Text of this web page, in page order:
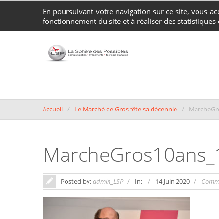
Agence Conseil en Communication, Événements et Tourisme
Accueil Le Marché de Gros fête sa décennie
Posted by:admin_LSP In: 14 Juin 2020
En poursuivant votre navigation sur ce site, vous
fonctionnement du site et à réaliser des statistiques